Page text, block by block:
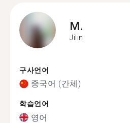
M.
Jilin
구사언어
중국어 (간체)
학습언어
영어